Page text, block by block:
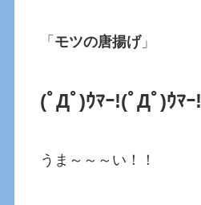
「 モツの唐揚げ」
(ﾟДﾟ)ｳﾏｰ!(ﾟДﾟ)ｳﾏｰ!
うま～～～い！！